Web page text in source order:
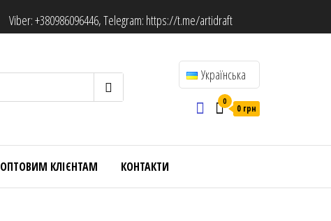
Viber:+380986096446, Telegram: https://t.me/artidraft
Українська
0
0 грн
ОПТОВИМ КЛІЄНТАМ КОНТАКТИ